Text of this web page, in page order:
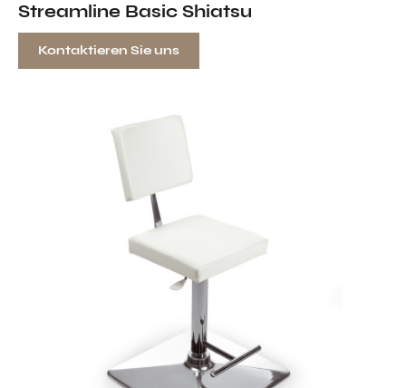
Streamline Basic Shiatsu
Kontaktieren Sie uns